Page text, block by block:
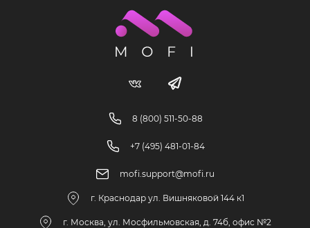
8 (800) 511-50-88
+7 (495) 481-01-84
mofi.support@mofi.ru
г. Краснодар ул. Вишняковой 144 к1
г. Москва, ул. Мосфильмовская, д. 74б, офис №2